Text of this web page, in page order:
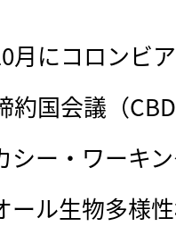
月にコロンビ
約国会議（
シー・ワーキ
ール生物多様